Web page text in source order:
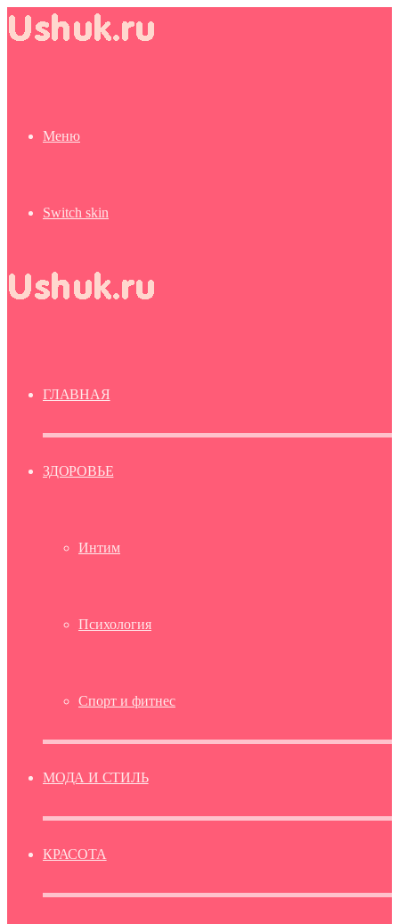
Меню
Switch skin
ГЛАВНАЯ
ЗДОРОВЬЕ
Интим
Психология
Спорт и фитнес
МОДА И СТИЛЬ
КРАСОТА